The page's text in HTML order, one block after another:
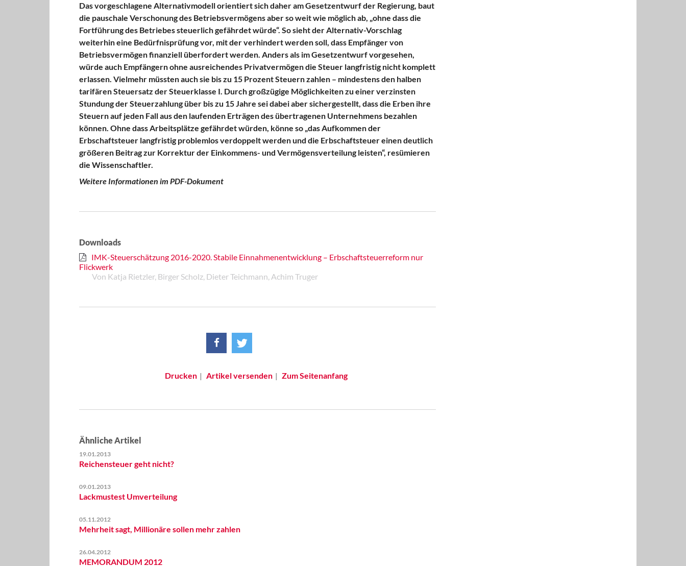
Das vorgeschlagene Alternativmodell orientiert sich daher am Gesetzentwurf der Regierung, baut
die pauschale Verschonung des Betriebsvermögens aber so weit wie möglich ab, „ohne dass die
Fortführung des Betriebes steuerlich gefährdet würde“. So sieht der Alternativ-Vorschlag
weiterhin eine Bedürfnisprüfung vor, mit der verhindert werden soll, dass Empfänger von
Betriebsvermögen finanziell überfordert werden. Anders als im Gesetzentwurf vorgesehen,
würde auch Empfängern ohne ausreichendes Privatvermögen die Steuer langfristig nicht komplett
erlassen. Vielmehr müssten auch sie bis zu 15 Prozent Steuern zahlen – mindestens den halben
tarifären Steuersatz der Steuerklasse I. Durch großzügige Möglichkeiten zu einer verzinsten
Stundung der Steuerzahlung über bis zu 15 Jahre sei dabei aber sichergestellt, dass die Erben ihre
Steuern auf jeden Fall aus den laufenden Erträgen des übertragenen Unternehmens bezahlen
können. Ohne dass Arbeitsplätze gefährdet würden, könne so „das Aufkommen der
Erbschaftsteuer langfristig problemlos verdoppelt werden und die Erbschaftsteuer einen deutlich
größeren Beitrag zur Korrektur der Einkommens- und Vermögensverteilung leisten“, resümieren
die Wissenschaftler.
Weitere Informationen im PDF-Dokument
Downloads
IMK-Steuerschätzung 2016-2020. Stabile Einnahmenentwicklung – Erbschaftsteuerreform nur
Flickwerk
Von Katja Rietzler, Birger Scholz, Dieter Teichmann, Achim Truger
Drucken Artikel versenden Zum Seitenanfang
Ähnliche Artikel
19.01.2013
Reichensteuer geht nicht?
09.01.2013
Lackmustest Umverteilung
05.11.2012
Mehrheit sagt, Millionäre sollen mehr zahlen
26.04.2012
MEMORANDUM 2012